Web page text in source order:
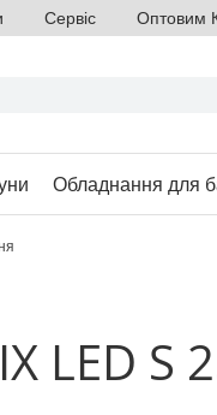
Сервіс Оптовим
Обладнання для
LED S